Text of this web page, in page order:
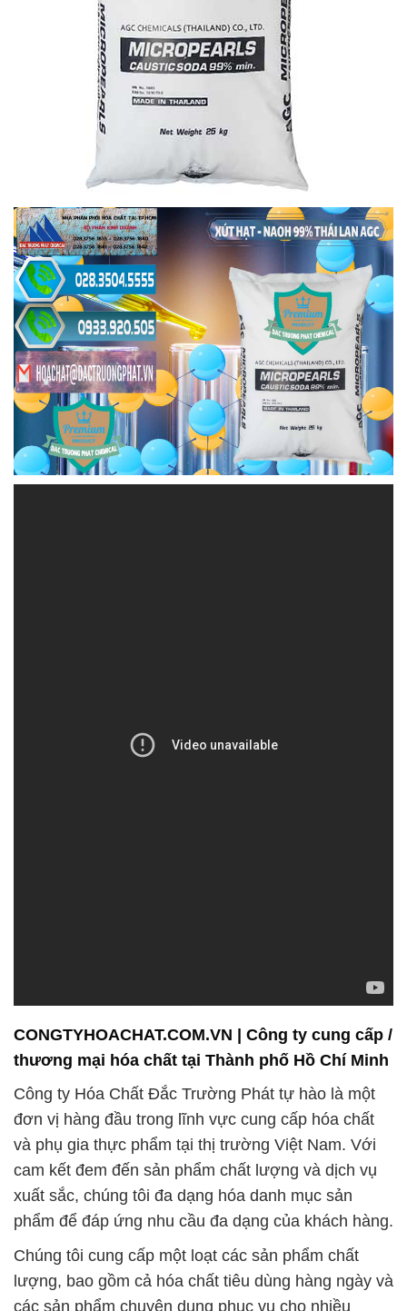
Công ty Hóa Chất Đắc Trường Phát tự hào là một
ngành công nghiệp khác nhau. Với sự nỗ lực không
ngừng, chúng tôi tối ưu hóa quy trình sản xuất và
cung cấp để giảm thiểu chi phí và mang lại sự tiết
kiệm cho quý khách hàng.
Cam kết với mục tiêu cung cấp giá cả cạnh tranh
nhất trên thị trường, chúng tôi không phân biệt vị trí
của khách hàng. Dịch vụ giao hàng nhanh chóng và
hiệu quả giúp đảm bảo rằng quý khách hàng không
phải chờ đợi lâu để nhận được sản phẩm.
Chúng tôi đặc biệt tự hào về việc cung cấp NaCl –
Natri Clorua chất lượng cao, một sản phẩm quan
trọng và cần thiết cho nhiều ngành công nghiệp.